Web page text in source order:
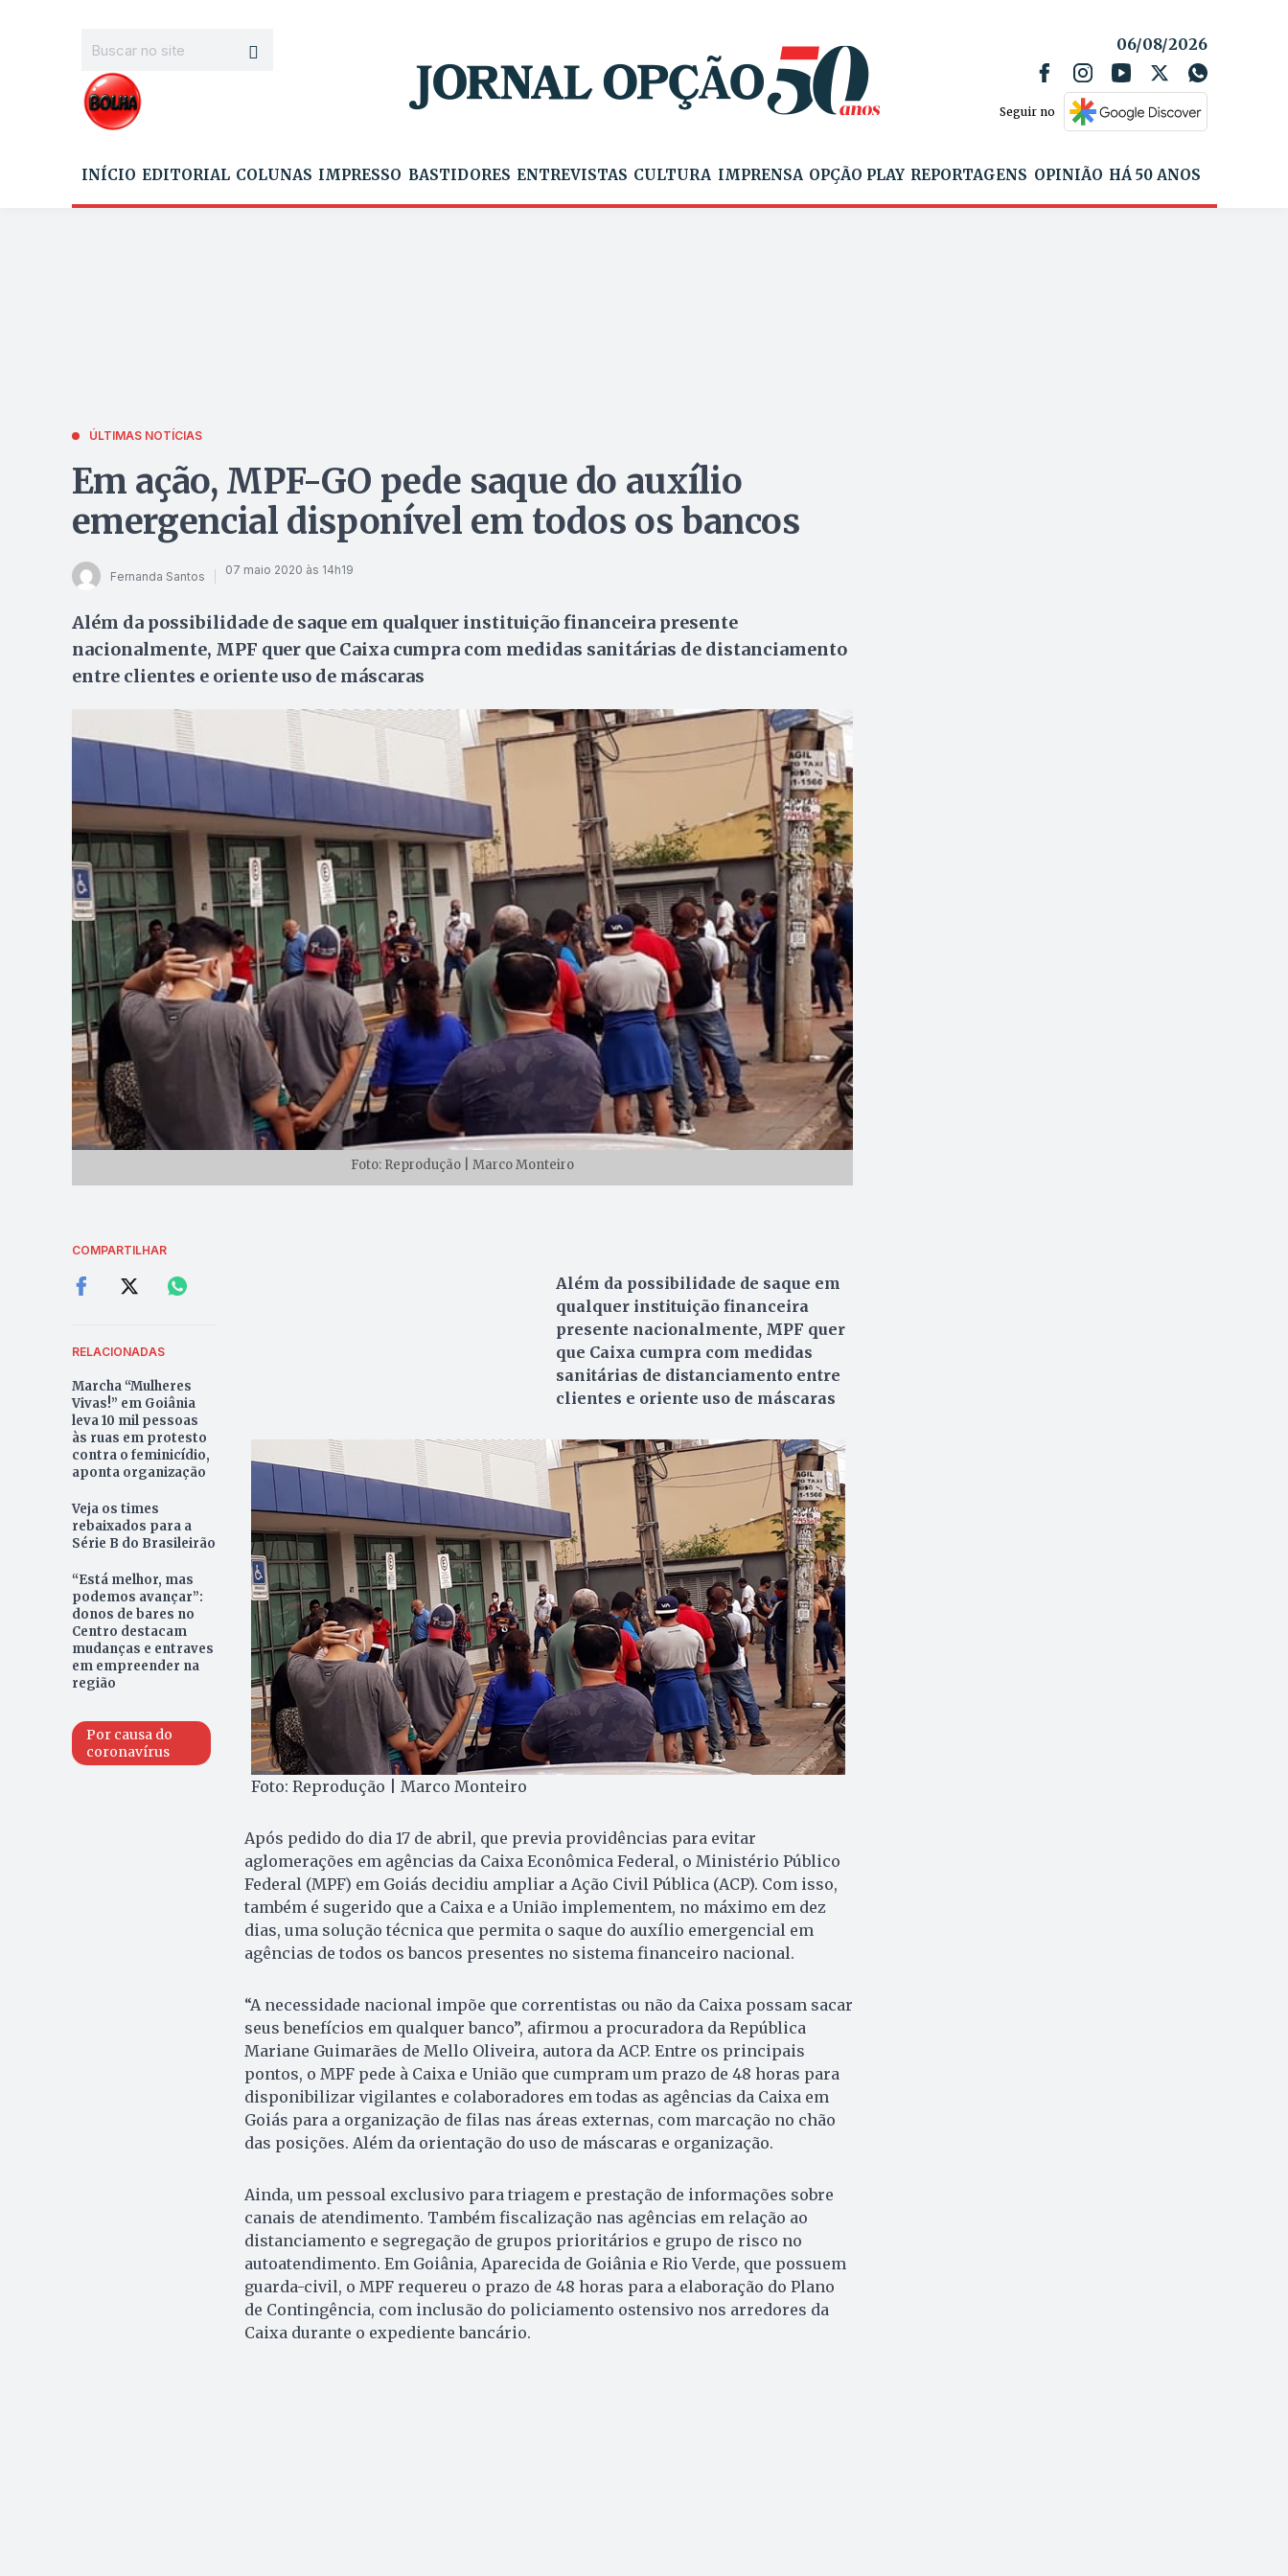
06/08/2026
Seguir no
INÍCIO EDITORIAL COLUNAS IMPRESSO BASTIDORES ENTREVISTAS CULTURA IMPRENSA OPÇÃO PLAY REPORTAGENS OPINIÃO HÁ 50 ANOS
ÚLTIMAS NOTÍCIAS
Em ação, MPF-GO pede saque do auxílio
emergencial disponível em todos os bancos
Fernanda Santos 07 maio 2020 às 14h19
Além da possibilidade de saque em qualquer instituição financeira presente
nacionalmente, MPF quer que Caixa cumpra com medidas sanitárias de distanciamento
entre clientes e oriente uso de máscaras
Foto: Reprodução | Marco Monteiro
COMPARTILHAR
RELACIONADAS
Marcha “Mulheres
Vivas!” em Goiânia
leva 10 mil pessoas
às ruas em protesto
contra o feminicídio,
aponta organização
Veja os times
rebaixados para a
Série B do Brasileirão
“Está melhor, mas
podemos avançar”:
donos de bares no
Centro destacam
mudanças e entraves
em empreender na
região
Por causa do
coronavírus
Além da possibilidade de saque em
qualquer instituição financeira
presente nacionalmente, MPF quer
que Caixa cumpra com medidas
sanitárias de distanciamento entre
clientes e oriente uso de máscaras
Foto: Reprodução | Marco Monteiro
Após pedido do dia 17 de abril, que previa providências para evitar
aglomerações em agências da Caixa Econômica Federal, o Ministério Público
Federal (MPF) em Goiás decidiu ampliar a Ação Civil Pública (ACP). Com isso,
também é sugerido que a Caixa e a União implementem, no máximo em dez
dias, uma solução técnica que permita o saque do auxílio emergencial em
agências de todos os bancos presentes no sistema financeiro nacional.
“A necessidade nacional impõe que correntistas ou não da Caixa possam sacar
seus benefícios em qualquer banco”, afirmou a procuradora da República
Mariane Guimarães de Mello Oliveira, autora da ACP. Entre os principais
pontos, o MPF pede à Caixa e União que cumpram um prazo de 48 horas para
disponibilizar vigilantes e colaboradores em todas as agências da Caixa em
Goiás para a organização de filas nas áreas externas, com marcação no chão
das posições. Além da orientação do uso de máscaras e organização.
Ainda, um pessoal exclusivo para triagem e prestação de informações sobre
canais de atendimento. Também fiscalização nas agências em relação ao
distanciamento e segregação de grupos prioritários e grupo de risco no
autoatendimento. Em Goiânia, Aparecida de Goiânia e Rio Verde, que possuem
guarda-civil, o MPF requereu o prazo de 48 horas para a elaboração do Plano
de Contingência, com inclusão do policiamento ostensivo nos arredores da
Caixa durante o expediente bancário.